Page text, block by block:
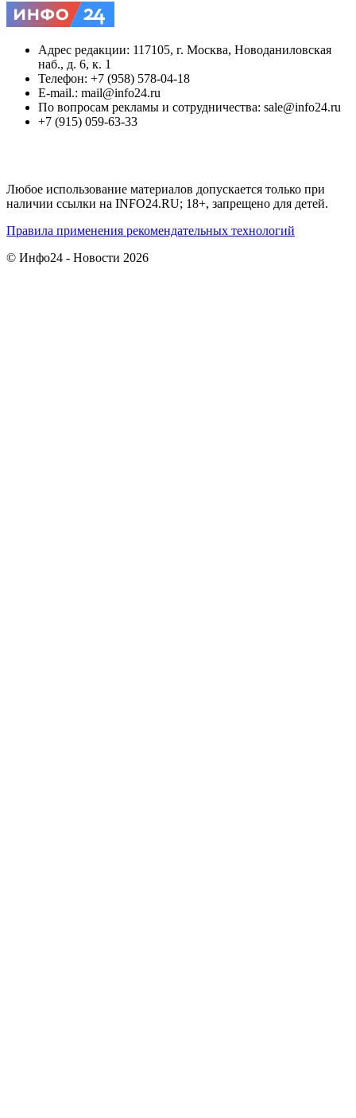
Адрес редакции: 117105, г. Москва, Новоданиловская
наб., д. 6, к. 1
Телефон: +7 (958) 578-04-18
E-mail.: mail@info24.ru
По вопросам рекламы и сотрудничества: sale@info24.ru
+7 (915) 059-63-33
Любое использование материалов допускается только при
наличии ссылки на INFO24.RU; 18+, запрещено для детей.
Правила применения рекомендательных технологий
© Инфо24 - Новости 2026